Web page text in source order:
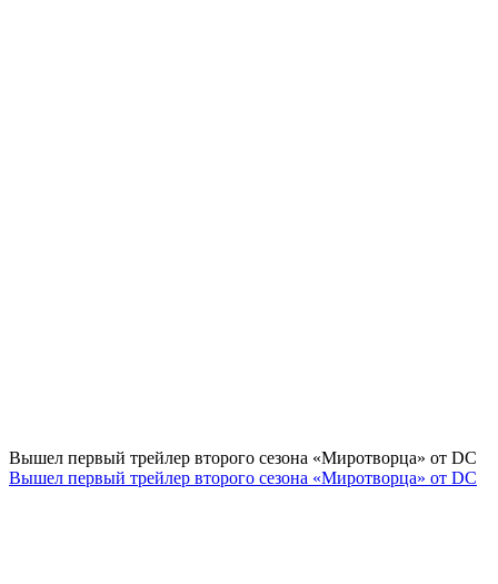
Вышел первый трейлер второго сезона «Миротворца» от DC
Вышел первый трейлер второго сезона «Миротворца» от DC